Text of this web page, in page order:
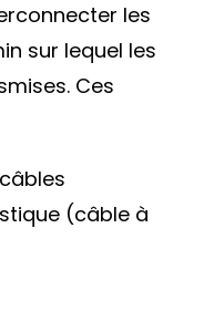
les
sur lequel les
Ces
(câble à